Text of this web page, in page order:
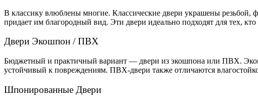
В классику влюблены многие. Классические двери украшены резьбой,
придает им благородный вид. Эти двери идеально подходят для тех,
Двери Экошпон / ПВХ
Бюджетный и практичный вариант — двери из экошпона или ПВХ.
устойчивый к повреждениям. ПВХ-двери также отличаются
Шпонированные Двери